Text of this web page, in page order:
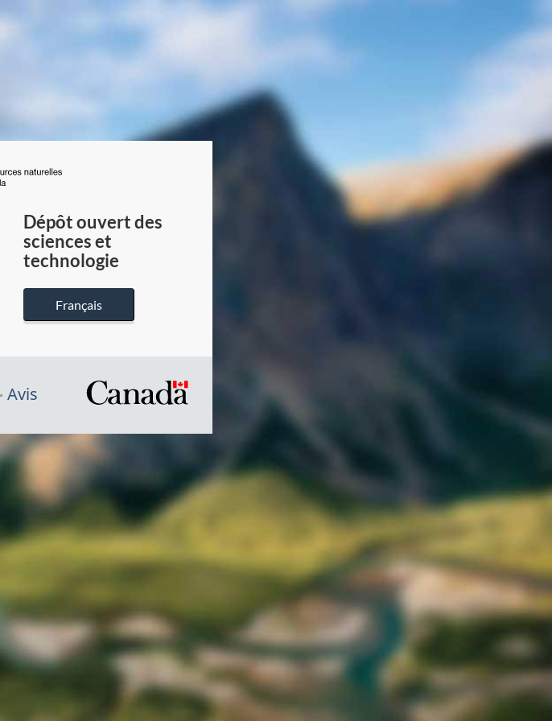
du
Canada
Dépôt ouvert des
sciences et
technologie
Français
Avis
/
gouvernement
du